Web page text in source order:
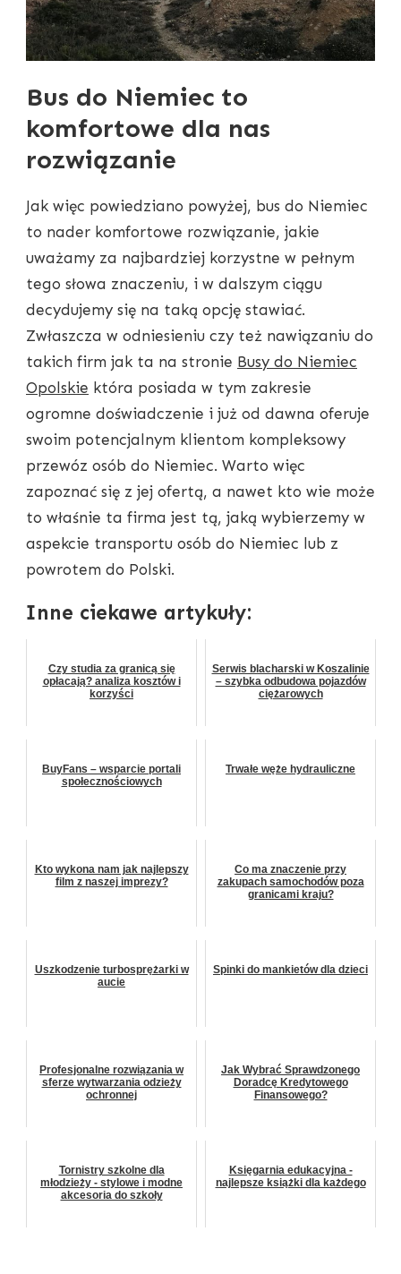
Bus do Niemiec to
komfortowe dla nas
rozwiązanie
Jak więc powiedziano powyżej, bus do Niemiec
to nader komfortowe rozwiązanie, jakie
uważamy za najbardziej korzystne w pełnym
tego słowa znaczeniu, i w dalszym ciągu
decydujemy się na taką opcję stawiać.
Zwłaszcza w odniesieniu czy też nawiązaniu do
takich firm jak ta na stronie Busy do Niemiec
Opolskie która posiada w tym zakresie
ogromne doświadczenie i już od dawna oferuje
swoim potencjalnym klientom kompleksowy
przewóz osób do Niemiec. Warto więc
zapoznać się z jej ofertą, a nawet kto wie może
to właśnie ta firma jest tą, jaką wybierzemy w
aspekcie transportu osób do Niemiec lub z
powrotem do Polski.
Inne ciekawe artykuły:
Czy studia za granicą się
opłacają? analiza kosztów i
korzyści
Serwis blacharski w Koszalinie
– szybka odbudowa pojazdów
ciężarowych
BuyFans – wsparcie portali
społecznościowych
Trwałe węże hydrauliczne
Kto wykona nam jak najlepszy
film z naszej imprezy?
Co ma znaczenie przy
zakupach samochodów poza
granicami kraju?
Uszkodzenie turbosprężarki w
aucie
Spinki do mankietów dla dzieci
Profesjonalne rozwiązania w
sferze wytwarzania odzieży
ochronnej
Jak Wybrać Sprawdzonego
Doradcę Kredytowego
Finansowego?
Tornistry szkolne dla
młodzieży - stylowe i modne
akcesoria do szkoły
Księgarnia edukacyjna -
najlepsze książki dla każdego